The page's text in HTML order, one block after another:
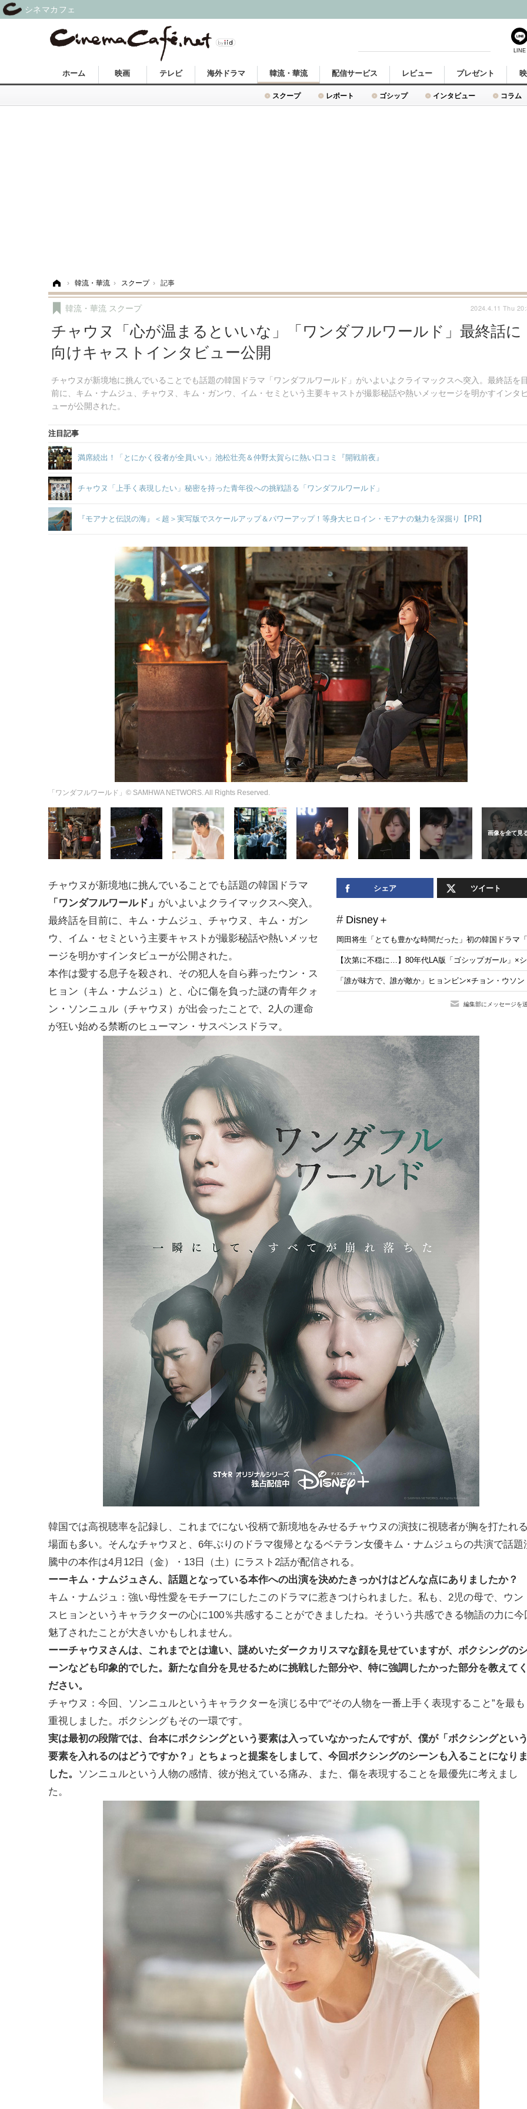
ホーム 映画 テレビ 海外ドラマ 韓流・華流
スクープ レポート ゴシップ インタビュー コラム
配信サービス レビュー プレゼント
› 韓流・華流 › スクープ › 記事
チャウヌ「心が温まるといいな」「ワンダフルワールド」最終話に
向けキャストインタビュー公開
チャウヌが新境地に挑んでいることでも話題の韓国ドラマ「ワンダフルワールド」がいよいよクライマックスへ突入。最終話を
前に、キム・ナムジュ、チャウヌ、キム・ガンウ、イム・セミという主要キャストが撮影秘話や熱いメッセージを明かすインタ
ューが公開された。
韓流・華流 スクープ 2024.4.11 Thu
注目記事
満席続出！「とにかく役者が全員いい」池松壮亮＆仲野太賀らに熱い口コミ『開戦前夜』
チャウヌ「上手く表現したい」秘密を持った青年役への挑戦語る「ワンダフルワールド」
『モアナと伝説の海』＜超＞実写版でスケールアップ＆パワーアップ！等身大ヒロイン・モアナの魅力を深掘り【PR】
「ワンダフルワールド」© SAMHWA NETWORS. All Rights Reserved.
シェア ツイート
Disney＋
岡田将生「とても豊かな時間だった」初の韓国ドラマ
【次第に不穏に…】80年代LA版「ゴシップガール」
「誰が味方で、誰が敵か」ヒョンビン×チョン・ウソ
編集部にメッセージを
チャウヌが新境地に挑んでいることでも話題の韓国ドラマ
「ワンダフルワールド」 がいよいよクライマックスへ突入。
最終話を目前に、キム・ナムジュ、チャウヌ、キム・ガン
ウ、イム・セミという主要キャストが撮影秘話や熱いメッセ
ージを明かすインタビューが公開された。
本作は愛する息子を殺され、その犯人を自ら葬ったウン・ス
ヒョン（キム・ナムジュ）と、心に傷を負った謎の青年クォ
ン・ソンニュル（チャウヌ）が出会ったことで、2人の運命
が狂い始める禁断のヒューマン・サスペンスドラマ。
韓国では高視聴率を記録し、これまでにない役柄で新境地をみせるチャウヌの演技に視聴者が胸を打たれ
場面も多い。そんなチャウヌと、6年ぶりのドラマ復帰となるベテラン女優キム・ナムジュらの共演で話題
騰中の本作は4月12日（金）・13日（土）にラスト2話が配信される。
ーーキム・ナムジュさん、話題となっている本作への出演を決めたきっかけはどんな点にありましたか？
キム・ナムジュ ：強い母性愛をモチーフにしたこのドラマに惹きつけられました。私も、2児の母で、ウン
スヒョンというキャラクターの心に100％共感することができましたね。そういう共感できる物語の力に今
魅了されたことが大きいかもしれません。
ーーチャウヌさんは、これまでとは違い、謎めいたダークカリスマな顔を見せていますが、ボクシングの
ーンなども印象的でした。新たな自分を見せるために挑戦した部分や、特に強調したかった部分を教えて
ださい。
チャウヌ ：今回、ソンニュルというキャラクターを演じる中で“その人物を一番上手く表現すること”を最も
重視しました。ボクシングもその一環です。
実は最初の段階では、台本にボクシングという要素は入っていなかったんですが、僕が「ボクシングとい
要素を入れるのはどうですか？」とちょっと提案をしまして、今回ボクシングのシーンも入ることになり
した。
ソンニュルという人物の感情、彼が抱えている痛み、また、傷を表現することを最優先に考えまし
た。
LINE
シネマカフェ